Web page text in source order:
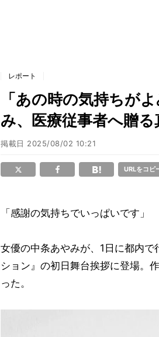
レポート
「あの時の気持ちが
み、医療従事者へ贈る
掲載日 2025/08/02 10:21
URLをコピ
「感謝の気持ちでいっぱいです」
女優の中条あやみが、1日に都内で
ション』の初日舞台挨拶に登場。
った。